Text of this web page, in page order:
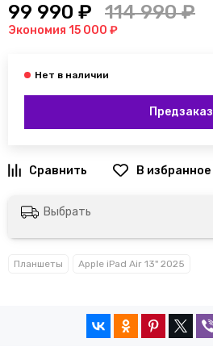
99 990 ₽ 114 990 ₽
Экономия 15 000 ₽
Предзаказ
Выбрать
Планшеты Apple iPad Air 13" 2025